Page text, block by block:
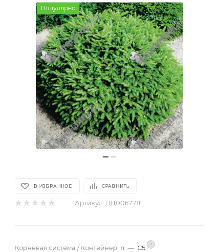
Популярно
В ИЗБРАННОЕ СРАВНИТЬ
Артикул: ДЦ006778
Корневая система / Контейнер, л — С5 ?